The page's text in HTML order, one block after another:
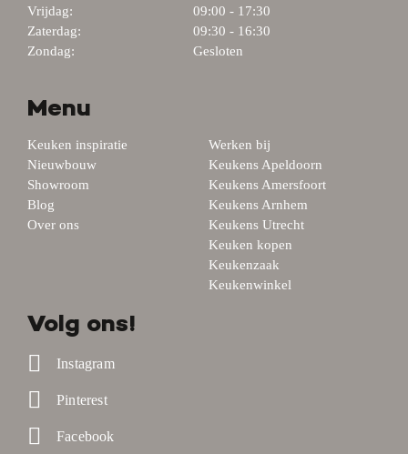
Vrijdag:
09:00 - 17:30
Zaterdag:
09:30 - 16:30
Zondag:
Gesloten
Menu
Keuken inspiratie
Nieuwbouw
Showroom
Blog
Over ons
Werken bij
Keukens Apeldoorn
Keukens Amersfoort
Keukens Arnhem
Keukens Utrecht
Keuken kopen
Keukenzaak
Keukenwinkel
Volg ons!
Instagram
Pinterest
Facebook